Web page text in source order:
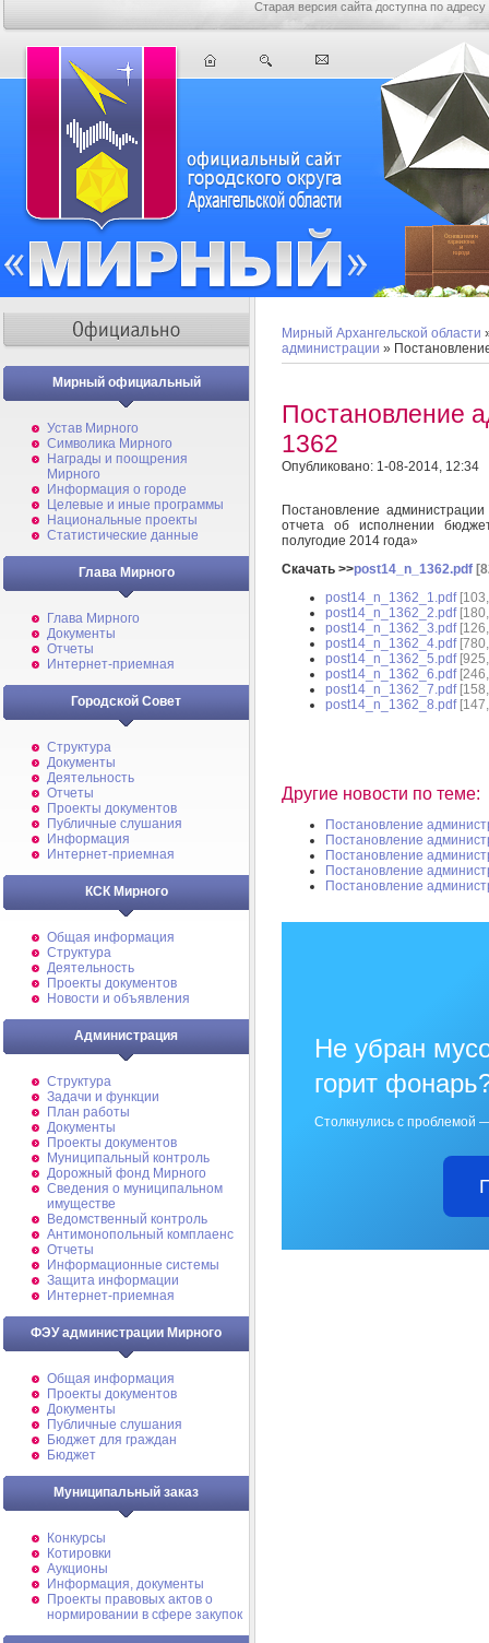
Старая версия сайта доступна по адресу
Мирный официальный
Устав Мирного
Символика Мирного
Награды и поощрения
Мирного
Информация о городе
Целевые и иные программы
Национальные проекты
Статистические данные
Глава Мирного
Глава Мирного
Документы
Отчеты
Интернет-приемная
Городской Совет
Структура
Документы
Деятельность
Отчеты
Проекты документов
Публичные слушания
Информация
Интернет-приемная
КСК Мирного
Общая информация
Структура
Деятельность
Проекты документов
Новости и объявления
Администрация
Структура
Задачи и функции
План работы
Документы
Проекты документов
Муниципальный контроль
Дорожный фонд Мирного
Cведения о муниципальном
имуществе
Ведомственный контроль
Антимонопольный комплаенс
Отчеты
Информационные системы
Защита информации
Интернет-приемная
ФЭУ администрации Мирного
Общая информация
Проекты документов
Документы
Публичные слушания
Бюджет для граждан
Бюджет
Муниципальный заказ
Конкурсы
Котировки
Аукционы
Информация, документы
Проекты правовых актов о
нормировании в сфере закупок
Мирный Архангельской области
администрации »
Постановление
1362
Опубликовано: 1-08-2014, 12:34
Постановление
отчета об исполнении
полугодие 2014 года»
Скачать >>post14_n_1362.pdf
post14_n_1362_1.pdf
post14_n_1362_2.pdf
post14_n_1362_3.pdf
post14_n_1362_4.pdf
post14_n_1362_5.pdf
post14_n_1362_6.pdf
post14_n_1362_7.pdf
post14_n_1362_8.pdf
Другие новости по теме:
Постановление
Постановление
Постановление
Постановление
Постановление
Не убран
горит
Столкнулись с проблемой